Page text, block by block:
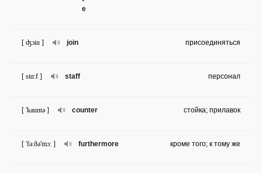
e
join
[ ʤɔin ] присоединяться
staff
[ stɑ:f ] персонал
counter
[ 'kauntə ] стойка; прилавок
furthermore
[ 'fə:ðə'mɔ: ] кроме того; к тому же